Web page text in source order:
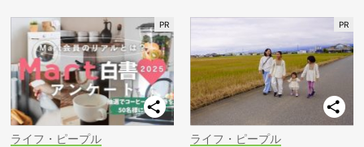
ライフ・ピープル ライフ・ピープル